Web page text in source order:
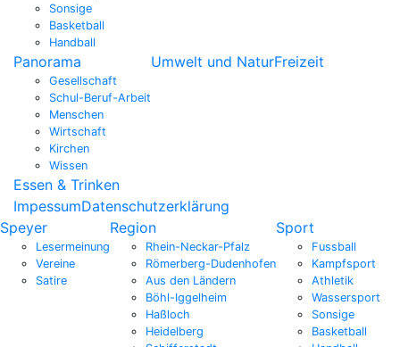
Sonsige
Basketball
Handball
Panorama
Gesellschaft
Schul-Beruf-Arbeit
Menschen
Wirtschaft
Kirchen
Wissen
Umwelt und NaturFreizeit
Essen & Trinken
ImpessumDatenschutzerklärung
Speyer
Lesermeinung
Vereine
Satire
Region
Rhein-Neckar-Pfalz
Römerberg-Dudenhofen
Aus den Ländern
Böhl-Iggelheim
Haßloch
Heidelberg
Sport
Fussball
Kampfsport
Athletik
Wassersport
Sonsige
Basketball